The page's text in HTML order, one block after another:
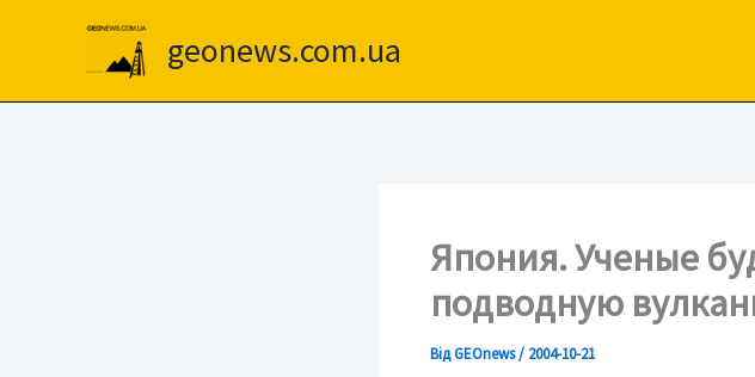
geonews.com.ua
Япония. Ученые
подводную
ВідGEOnews/ 2004-10-21